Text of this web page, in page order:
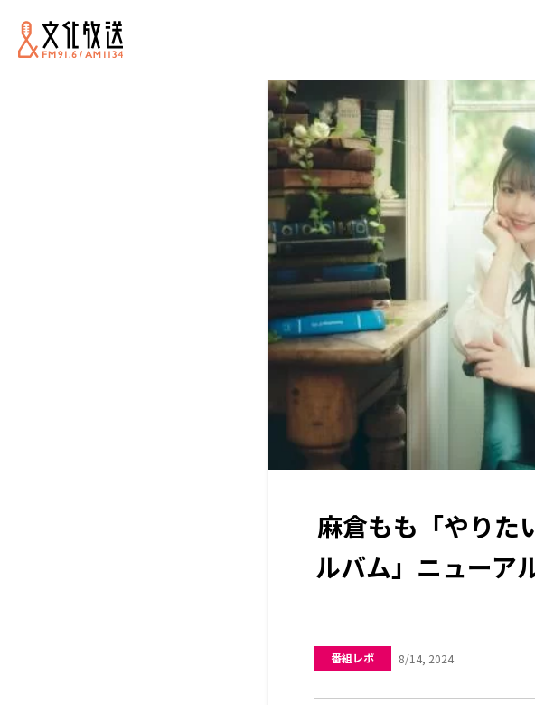
麻倉もも「やりた
ルバム」ニューア
番組レポ 8/14, 2024